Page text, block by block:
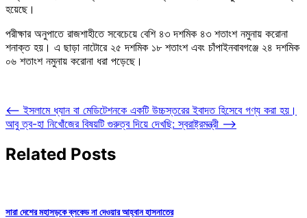
হয়েছে।
পরীক্ষার অনুপাতে রাজশাহীতে সবেচেয়ে বেশি ৪৩ দশমিক ৪৩ শতাংশ নমুনায় করোনা
শনাক্ত হয়। এ ছাড়া নাটোরে ২৫ দশমিক ১৮ শতাংশ এবং চাঁপাইনবাবগঞ্জে ২৪ দশমিক
০৬ শতাংশ নমুনায় করোনা ধরা পড়েছে।
Post
navigation
⟵ ইসলামে ধ্যান বা মেডিটেশনকে একটি উচ্চস্তরের ইবাদত হিসেবে গণ্য করা হয়।
আবু ত্ব-হা নিখোঁজের বিষয়টি গুরুত্ব দিয়ে দেখছি: স্বরাষ্ট্রমন্ত্রী ⟶
Related Posts
সারা দেশের মহাসড়কে ব্লকেড না দেওয়ার আহ্বান হাসনাতের